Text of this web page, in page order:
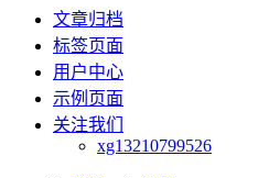
文章归档
标签页面
用户中心
示例页面
关注我们
xg13210799526